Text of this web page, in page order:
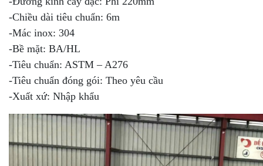
-Chiều dài tiêu chuẩn: 6m
-Mác inox: 304
-Bề mặt: BA/HL
-Tiêu chuẩn: ASTM – A276
-Tiêu chuẩn đóng gói: Theo yêu cầu
-Xuất xứ: Nhập khẩu